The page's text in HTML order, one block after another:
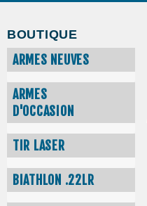
BOUTIQUE
ARMES NEUVES
ARMES
D'OCCASION
TIR LASER
BIATHLON .22LR